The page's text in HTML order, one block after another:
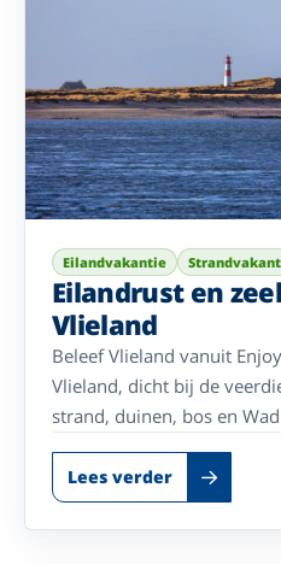
Eilandvakantie
Eilandrust en
Vlieland
Beleef Vlieland vanuit
Vlieland, dicht bij de
strand, duinen, bos en
Lees verder